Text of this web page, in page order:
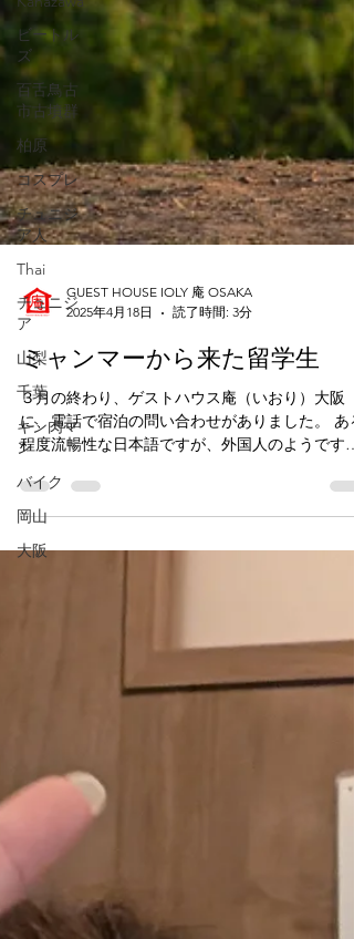
ビートル
ズ
百舌鳥古
市古墳群
柏原
コスプレ
チュニジ
ア人
Thai
チュニジ
ア
山梨
千葉
キン肉マ
ン
バイク
岡山
大阪
GUEST HOUSE IOLY 庵 OSAKA
2025年4月18日
読了時間: 3分
３月の終わり、ゲストハウス庵（いおり）大阪
に、電話で宿泊の問い合わせがありました。 ある
程度流暢性な日本語ですが、外国人のようです。